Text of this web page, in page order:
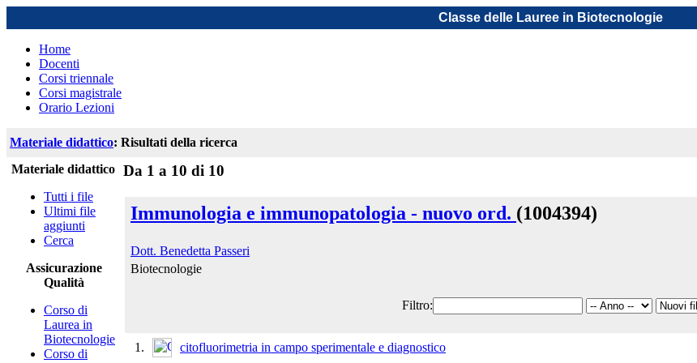
Classe delle Lauree in Biotecnologie
Home
Docenti
Corsi triennale
Corsi magistrale
Orario Lezioni
Materiale didattico: Risultati della ricerca
Materiale didattico
Tutti i file
Ultimi file
aggiunti
Cerca
Assicurazione
Qualità
Corso di
Laurea in
Biotecnologie
Corso di
Da 1 a 10 di 10
Immunologia e immunopatologia - nuovo ord. (1004394)
Dott. Benedetta Passeri
Biotecnologie
Filtro:
1. citofluorimetria in campo sperimentale e diagnostico